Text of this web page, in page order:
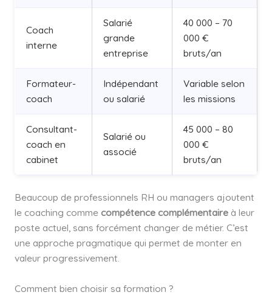
Coach
interne
Salarié
grande
entreprise
40 000 – 70
000 €
bruts/an
Formateur-
coach
Indépendant
ou salarié
Variable selon
les missions
Consultant-
coach en
cabinet
Salarié ou
associé
45 000 – 80
000 €
bruts/an
Beaucoup de professionnels RH ou managers ajoutent
le coaching comme compétence complémentaireà leur
poste actuel, sans forcément changer de métier. C’est
une approche pragmatique qui permet de monter en
valeur progressivement.
Comment bien choisir sa formation ?